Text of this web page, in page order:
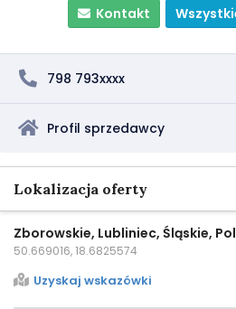
Kontakt
798 793xxxx
Profil sprzedawcy
Lokalizacja oferty
Zborowskie, Lubliniec, Śląskie,
50.669016, 18.6825574
Uzyskaj wskazówki